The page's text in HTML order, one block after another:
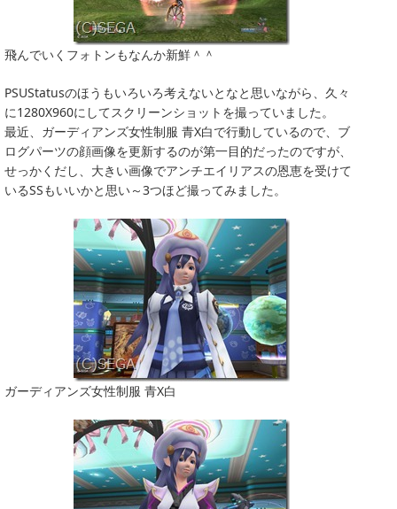
飛んでいくフォトンもなんか新鮮＾＾
PSUStatusのほうもいろいろ考えないとなと思いながら、久々
に1280X960にしてスクリーンショットを撮っていました。
最近、ガーディアンズ女性制服 青X白で行動しているので、ブ
ログパーツの顔画像を更新するのが第一目的だったのですが、
せっかくだし、大きい画像でアンチエイリアスの恩恵を受けて
いるSSもいいかと思い～3つほど撮ってみました。
ガーディアンズ女性制服 青X白